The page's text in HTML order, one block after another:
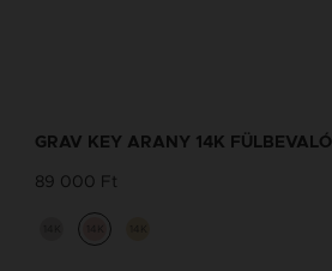
GRAV KEY ARANY 14K FÜLBEVALÓ
89 000 Ft